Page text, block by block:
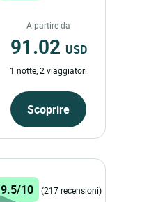
A partire da
91.02 USD
1 notte, 2 viaggiatori
Scoprire
9.5/10 (217 recensioni)